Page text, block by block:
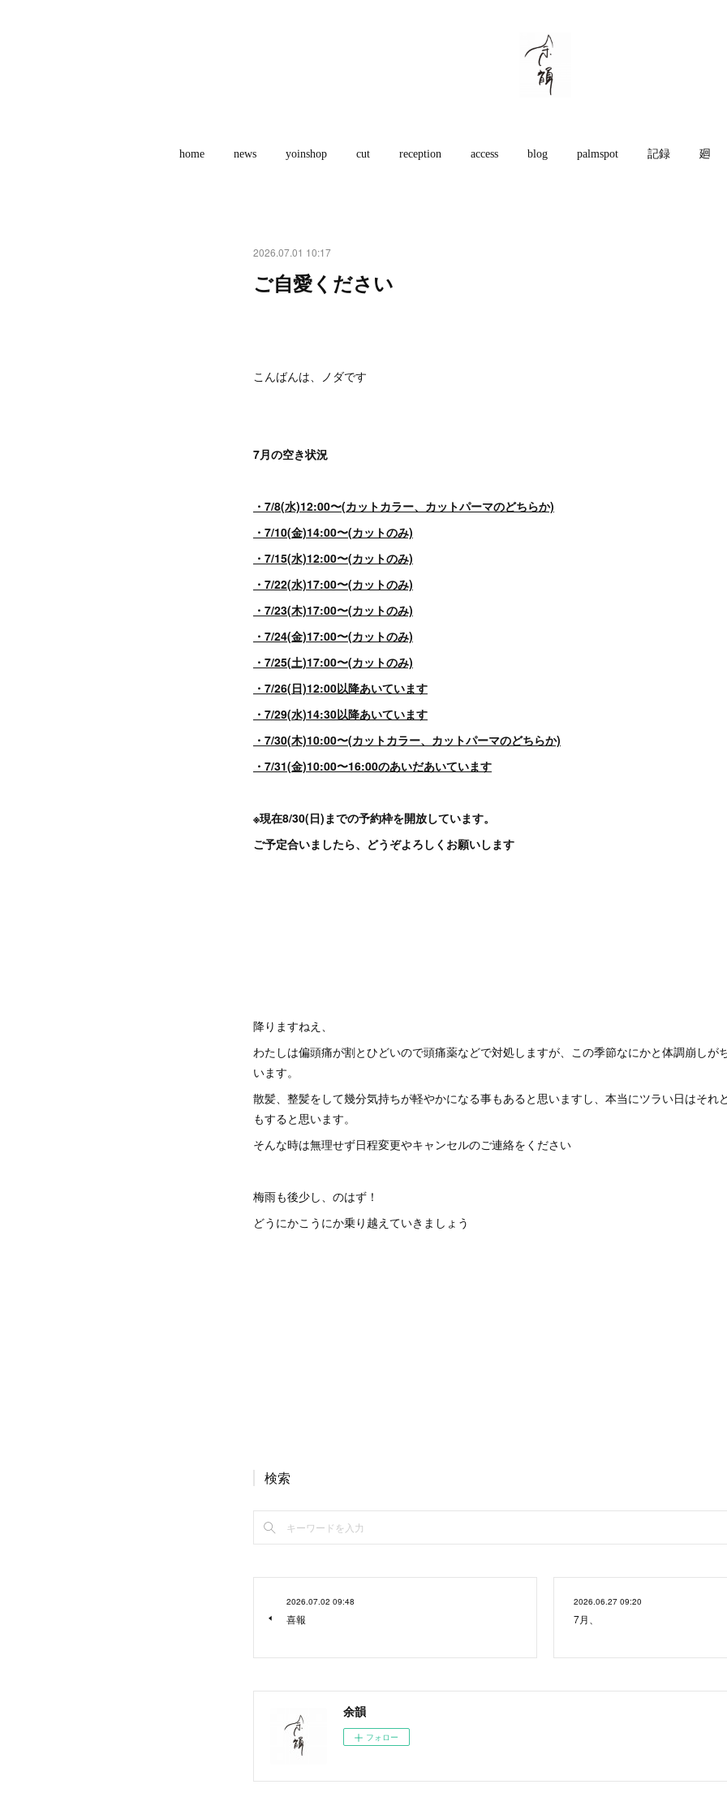
home news yoinshop cut reception access blog palmspot 記録 廻
2026.07.01 10:17
ご自愛ください
こんばんは、ノダです
7月の空き状況
・7/8(水)12:00〜(カットカラー、カットパーマのどちらか)
・7/10(金)14:00〜(カットのみ)
・7/15(水)12:00〜(カットのみ)
・7/22(水)17:00〜(カットのみ)
・7/23(木)17:00〜(カットのみ)
・7/24(金)17:00〜(カットのみ)
・7/25(土)17:00〜(カットのみ)
・7/26(日)12:00以降あいています
・7/29(水)14:30以降あいています
・7/30(木)10:00〜(カットカラー、カットパーマのどちらか)
・7/31(金)10:00〜16:00のあいだあいています
※現在8/30(日)までの予約枠を開放しています。
ご予定合いましたら、どうぞよろしくお願いします
降りますねえ、
わたしは偏頭痛が割とひどいので頭痛薬などで対処しますが、この季節なにかと体調崩しが
います。
散髪、整髪をして幾分気持ちが軽やかになる事もあると思いますし、本当にツラい日はそれ
もすると思います。
そんな時は無理せず日程変更やキャンセルのご連絡をください
梅雨も後少し、のはず！
どうにかこうにか乗り越えていきましょう
検索
2026.07.02 09:48
喜報
2026.06.27 09:20
7月、
余韻
フォロー